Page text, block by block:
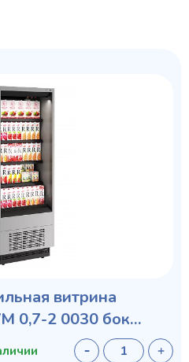
витрина
0,7-2 0030 бок